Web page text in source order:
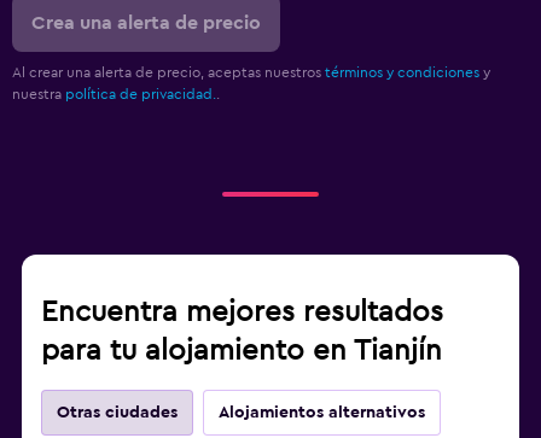
Crea una alerta de precio
Al crear una alerta de precio, aceptas nuestros términos y condiciones y
nuestra política de privacidad.
Encuentra mejores resultados
para tu alojamiento en Tianjín
Otras ciudades Alojamientos alternativos